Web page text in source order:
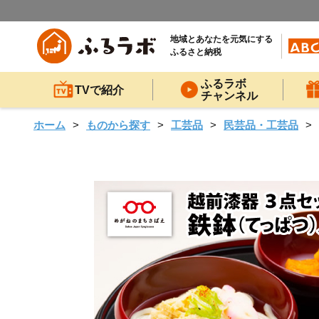
地域とあなたを元気にする
ふるさと納税
TVで紹介
ふるラボ
チャンネル
ホーム ものから探す 工芸品 民芸品・工芸品